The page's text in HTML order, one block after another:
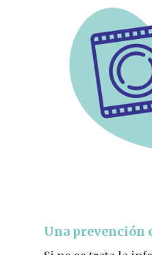
Una prevención